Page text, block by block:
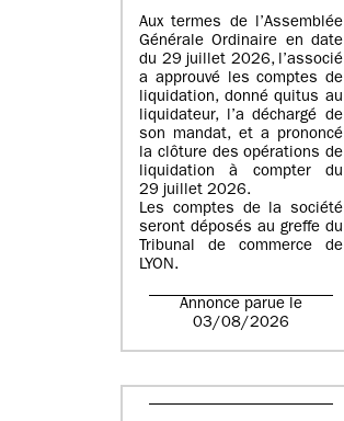
Aux termes de l’Assemblée
Générale Ordinaire en date
du 29 juillet 2026, l’associé
a approuvé les comptes de
liquidation, donné quitus au
liquidateur, l’a déchargé de
son mandat, et a prononcé
la clôture des opérations de
liquidation à compter du
29 juillet 2026.
Les comptes de la société
seront déposés au greffe du
Tribunal de commerce de
LYON.
Annonce parue le
03/08/2026